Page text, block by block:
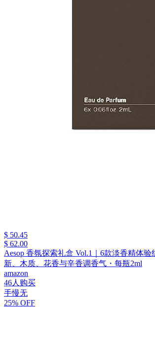
$ 50.45
$ 62.00
Aesop 香氛探索礼盒 Vol.1｜6款淡香精体
新、木质、花香与辛香调香气・每瓶2ml
amazon
46人购买
手慢无
25% OFF